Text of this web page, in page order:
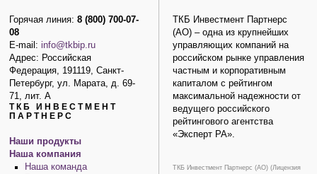
Горячая линия:8 (800) 700-07-
08
E-mail:info@tkbip.ru
Адрес: Российская
Федерация, 191119, Санкт-
Петербург, ул. Марата, д. 69-
71, лит. А
ТКБ ИНВЕСТМЕНТ
ПАРТНЕРС
Наши продукты
Наша компания
Наша команда
ТКБ Инвестмент Партнерс
(АО) – одна из крупнейших
управляющих компаний на
российском рынке управления
частным и корпоративным
капиталом с рейтингом
максимальной надежности от
ведущего российского
рейтингового агентства
«Эксперт РА».
ТКБ Инвестмент Партнерс (АО) (Лицензия